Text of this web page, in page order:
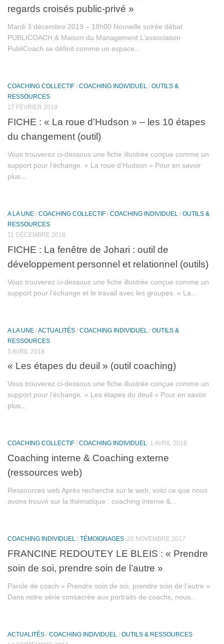
regards croisés public-privé »
Mardi 3 décembre 2019 – 18h00 Nouvelle soirée débat
PUBLICOACH & Maison du Management L’association
PubliCoach se définit comme un espace...
COACHING COLLECTIF / COACHING INDIVIDUEL / OUTILS &
RESSOURCES
17 FÉVRIER 2019
FICHE : « La roue d’Hudson » – les 10 étapes
du changement (outil)
Vous trouverez ci-dessous une fiche illustrée conçue comme un
support pour l’échange. « La roue d’Hudson » Pour en savoir
plus...
A LA UNE / COACHING COLLECTIF / COACHING INDIVIDUEL / OUTILS &
RESSOURCES
11 DÉCEMBRE 2018
FICHE : La fenêtre de Johari : outil de
développement personnel et relationnel (outils)
Vous trouverez ci-dessous une fiche illustrée conçue comme un
support pour l’échange et le travail avec les groupes. « La...
A LA UNE /ACTUALITÉS / COACHING INDIVIDUEL / OUTILS &
RESSOURCES
5 AVRIL 2018
« Les étapes du deuil » (outil coaching)
Vous trouverez ci-dessous une fiche illustrée conçue comme un
support pour l’échange. « Les étapes du deuil » Pour en savoir
plus...
COACHING COLLECTIF / COACHING INDIVIDUEL 1 AVRIL 2018
Coaching interne & Coaching externe
(ressources web)
Ressources web Après recherche sur le web, voici ce que nous
avons trouvé sur la thématique : coaching interne &...
COACHING INDIVIDUEL / TÉMOIGNAGES 20 NOVEMBRE 2017
FRANCINE REDOUTEY LE BLEIS : « Prendre
soin de soi, prendre soin de l’autre »
Parole de coach « Prendre soin de soi, prendre soin de l’autre »
Dans notre série consacrée aux portraits de coachs, nous...
ACTUALITÉS / COACHING INDIVIDUEL / OUTILS & RESSOURCES